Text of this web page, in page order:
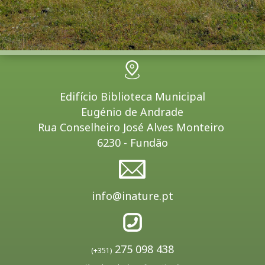
Edifício Biblioteca Municipal
Eugénio de Andrade
Rua Conselheiro José Alves Monteiro
6230 - Fundão
info@inature.pt
(+351) 275 098 438